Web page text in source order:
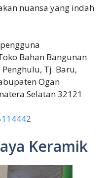
nuansa yang indah
Bahan Bangunan
Penghulu, Tj. Baru,
Ogan
Selatan 32121
Keramik